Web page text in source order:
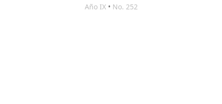
Año IX • No. 252